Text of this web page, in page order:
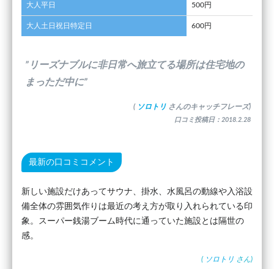
大人平日 500円
大人土日祝日特定日 600円
”リーズナブルに非日常へ旅立てる場所は住宅地の
まっただ中に”
( ソロトリ さんのキャッチフレーズ)
口コミ投稿日：2018.2.28
最新の口コミコメント
新しい施設だけあってサウナ、掛水、水風呂の動線や入浴設
備全体の雰囲気作りは最近の考え方が取り入れられている印
象。スーパー銭湯ブーム時代に通っていた施設とは隔世の
感。
( ソロトリ さん)